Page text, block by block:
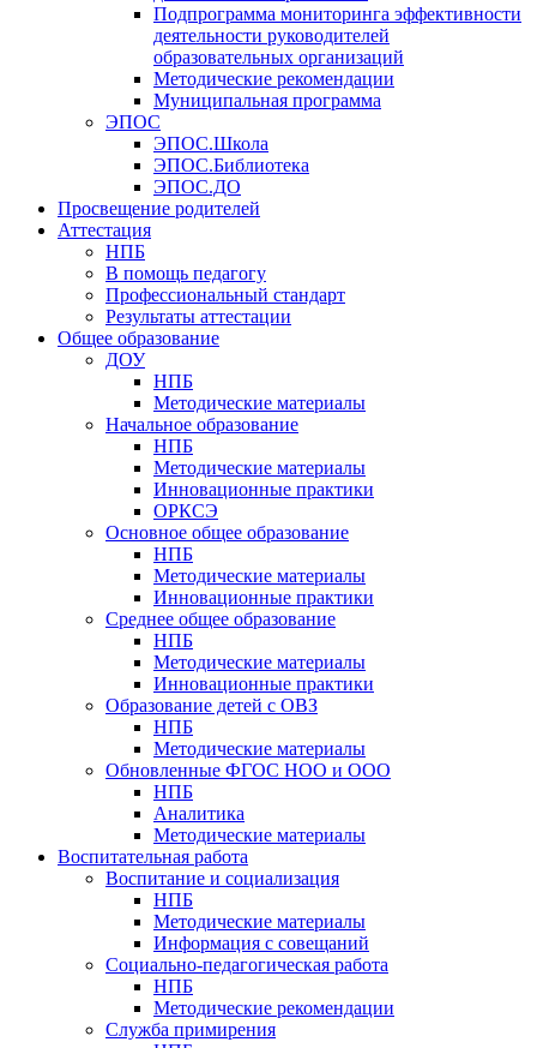
Подпрограмма мониторинга эффективности
деятельности руководителей
образовательных организаций
Методические рекомендации
Муниципальная программа
ЭПОС
ЭПОС.Школа
ЭПОС.Библиотека
ЭПОС.ДО
Просвещение родителей
Аттестация
НПБ
В помощь педагогу
Профессиональный стандарт
Результаты аттестации
Общее образование
ДОУ
НПБ
Методические материалы
Начальное образование
НПБ
Методические материалы
Инновационные практики
ОРКСЭ
Основное общее образование
НПБ
Методические материалы
Инновационные практики
Среднее общее образование
НПБ
Методические материалы
Инновационные практики
Образование детей с ОВЗ
НПБ
Методические материалы
Обновленные ФГОС НОО и ООО
НПБ
Аналитика
Методические материалы
Воспитательная работа
Воспитание и социализация
НПБ
Методические материалы
Информация с совещаний
Социально-педагогическая работа
НПБ
Методические рекомендации
Служба примирения